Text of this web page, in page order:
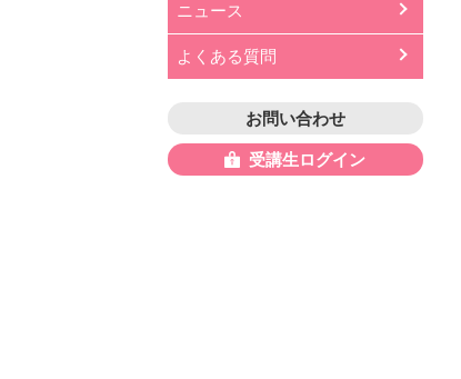
ニュース
よくある質問
お問い合わせ
受講生ログイン